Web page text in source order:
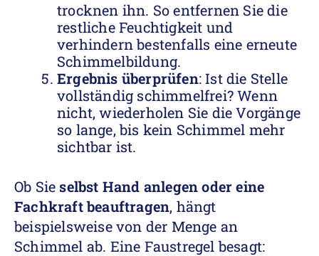
trocknen ihn. So entfernen Sie die
restliche Feuchtigkeit und
verhindern bestenfalls eine erneute
Schimmelbildung.
Ergebnis überprüfen: Ist die Stelle
vollständig schimmelfrei? Wenn
nicht, wiederholen Sie die Vorgänge
so lange, bis kein Schimmel mehr
sichtbar ist.
Ob Sie selbst Hand anlegen oder eine
Fachkraft beauftragen, hängt
beispielsweise von der Menge an
Schimmel ab. Eine Faustregel besagt: